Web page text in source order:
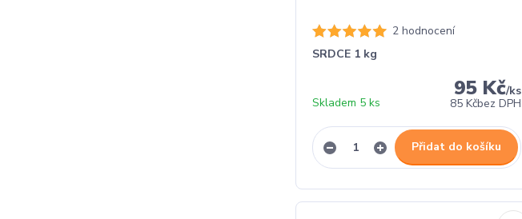
2 hodnocení
SRDCE 1 kg
95 Kč/ks
85 Kčbez DPH
Skladem 5 ks
Přidat do košíku